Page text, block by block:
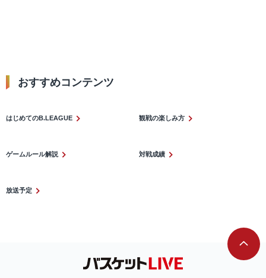
1 2
おすすめコンテンツ​
はじめてのB.LEAGUE 観戦の楽しみ方
ゲームルール解説 対戦成績
放送予定